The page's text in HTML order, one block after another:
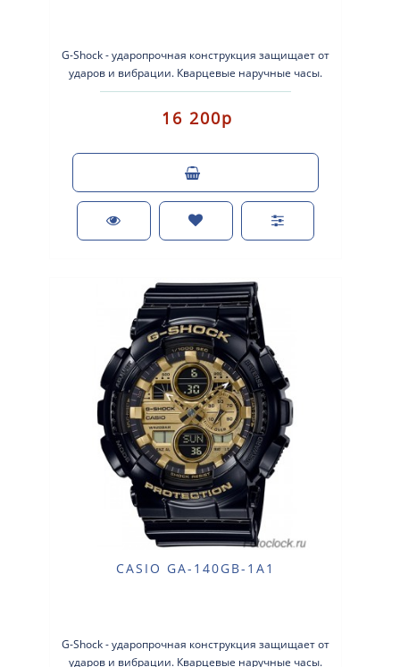
G-Shock - ударопрочная конструкция защищает от
ударов и вибрации. Кварцевые наручные часы.
Экран: Стрелки + элек..
16 200р
CASIO GA-140GB-1A1
G-Shock - ударопрочная конструкция защищает от
ударов и вибрации. Кварцевые наручные часы.